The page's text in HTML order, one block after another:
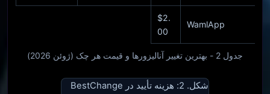
جدول 2 - بهترین تغییر آنالیزورها و قیمت هر چک (ژوئن 2026)
WamlApp
$2.
00
شکل. 2: هزینه تأیید در BestChange